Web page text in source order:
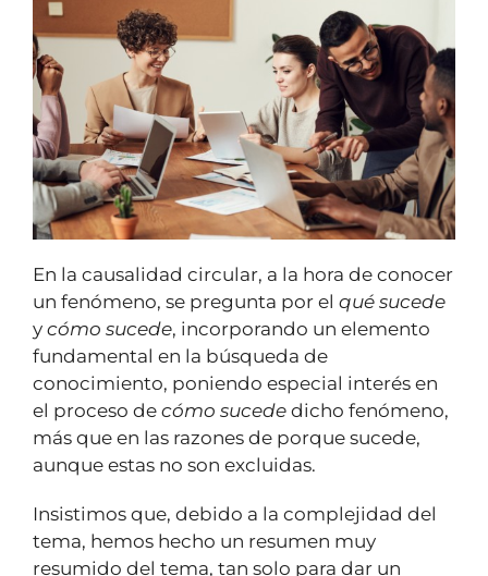
En la causalidad circular, a la hora de conocer
un fenómeno, se pregunta por el qué sucede
y cómo sucede, incorporando un elemento
fundamental en la búsqueda de
conocimiento, poniendo especial interés en
el proceso de cómo sucede dicho fenómeno,
más que en las razones de porque sucede,
aunque estas no son excluidas.
Insistimos que, debido a la complejidad del
tema, hemos hecho un resumen muy
resumido del tema, tan solo para dar un